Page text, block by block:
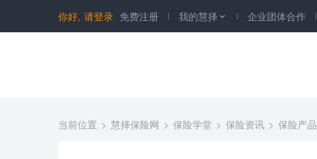
你好, 请登录 免费注册 我的慧择  企业团体合作
当前位置 > 慧择保险网 > 保险学堂 > 保险资讯 > 保险产品